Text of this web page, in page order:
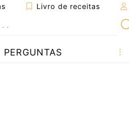
Livro de receitas
PERGUNTAS